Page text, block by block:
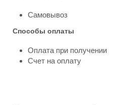
Самовывоз
Способы оплаты
Оплата при получении
Счет на оплату